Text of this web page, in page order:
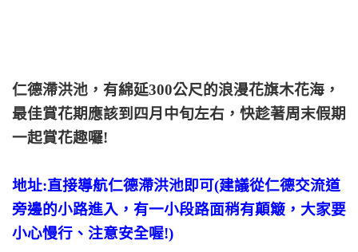
仁德滯洪池，有綿延300公尺的浪漫花旗木花海，
最佳賞花期應該到四月中旬左右，快趁著周末假期
一起賞花趣囉!
地址:直接導航仁德滯洪池即可(建議從仁德交流道
旁邊的小路進入，有一小段路面稍有顛簸，大家要
小心慢行、注意安全喔!)